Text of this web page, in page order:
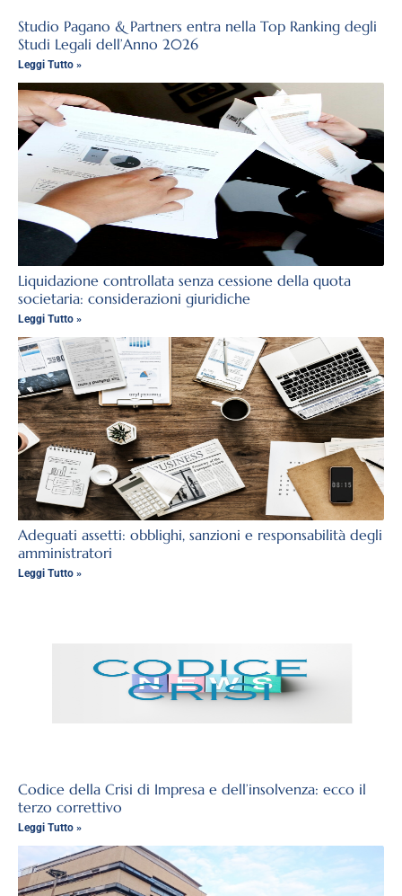
Studio Pagano & Partners entra nella Top Ranking degli
Studi Legali dell’Anno 2026
Leggi Tutto »
Liquidazione controllata senza cessione della quota
societaria: considerazioni giuridiche
Leggi Tutto »
Adeguati assetti: obblighi, sanzioni e responsabilità degli
amministratori
Leggi Tutto »
Codice della Crisi di Impresa e dell’insolvenza: ecco il
terzo correttivo
Leggi Tutto »